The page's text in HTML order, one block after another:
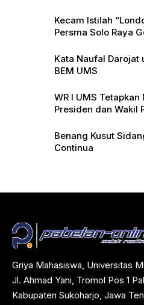
Kecam Istilah
Persma Solo Raya
Kata Naufal Darojat
BEM UMS
WR I UMS
Presiden dan Wakil
Benang Kusut
Continua
Griya Mahasiswa, Universitas
Jl. Ahmad Yani, Tromol Pos 1
Kabupaten Sukoharjo, Jawa